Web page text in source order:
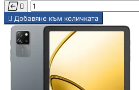
 
 Добавяне към количката